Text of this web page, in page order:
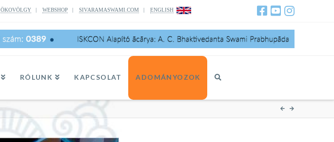
ÖKOVÖLGY| WEBSHOP| SIVARAMASWAMI.COM| ENGLISH
RÓLUNK KAPCSOLAT ADOMÁNYOZOK